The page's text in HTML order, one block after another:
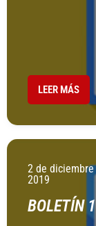
LEER MÁS
2 de
2019
BOLETÍN